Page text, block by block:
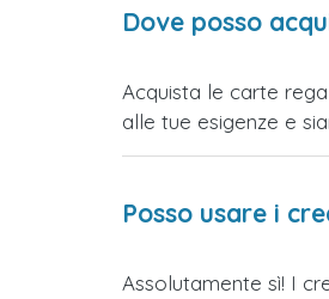
Dove posso
Acquista le carte
alle tue esigenze e
Posso usare i
Assolutamente sì! I